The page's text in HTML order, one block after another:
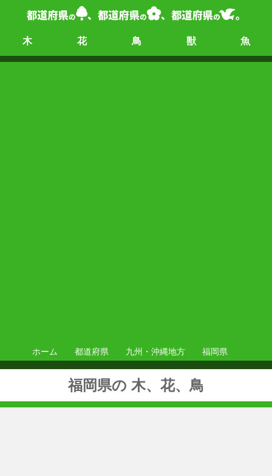
木 花 鳥 獣 魚
ホーム 都道府県 九州・沖縄地方 福岡県
福岡県の 木、花、鳥